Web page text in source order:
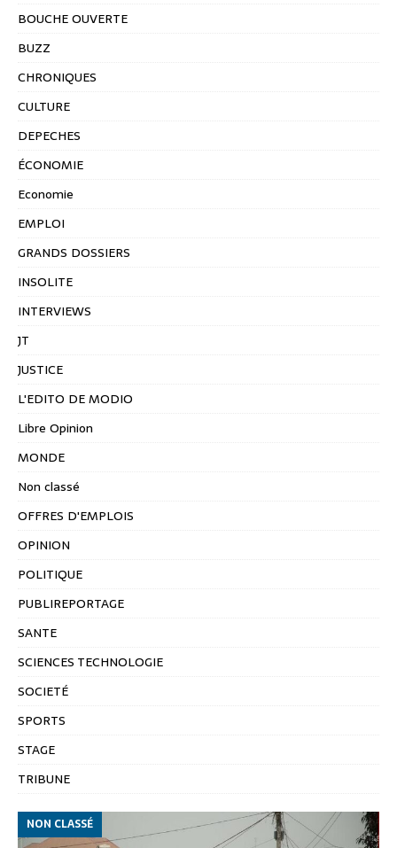
BOUCHE OUVERTE
BUZZ
CHRONIQUES
CULTURE
DEPECHES
ÉCONOMIE
Economie
EMPLOI
GRANDS DOSSIERS
INSOLITE
INTERVIEWS
JT
JUSTICE
L'EDITO DE MODIO
Libre Opinion
MONDE
Non classé
OFFRES D'EMPLOIS
OPINION
POLITIQUE
PUBLIREPORTAGE
SANTE
SCIENCES TECHNOLOGIE
SOCIETÉ
SPORTS
STAGE
TRIBUNE
NON CLASSÉ